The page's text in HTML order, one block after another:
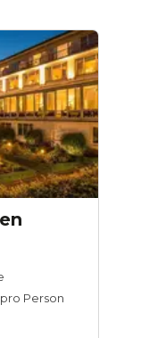
Person